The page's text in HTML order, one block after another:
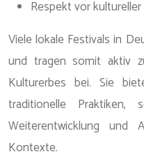
Respekt vor
Viele lokale Festivals in
und tragen somit aktiv
Kulturerbes bei. Sie
traditionelle Praktiken,
Weiterentwicklung und
Kontexte.